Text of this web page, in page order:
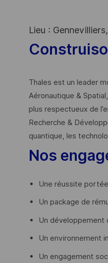
Lieu :
Thales est un leader
Aéronautique &
plus respectueux de
Recherche &
quantique, les
Nos
Une réussite
Un package de
Un développement
Un environnement
Un engagement